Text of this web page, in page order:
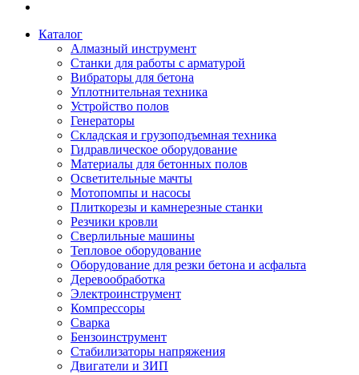
Каталог
Алмазный инструмент
Станки для работы с арматурой
Вибраторы для бетона
Уплотнительная техника
Устройство полов
Генераторы
Складская и грузоподъемная техника
Гидравлическое оборудование
Материалы для бетонных полов
Осветительные мачты
Мотопомпы и насосы
Плиткорезы и камнерезные станки
Резчики кровли
Сверлильные машины
Тепловое оборудование
Оборудование для резки бетона и асфальта
Деревообработка
Электроинструмент
Компрессоры
Сварка
Бензоинструмент
Стабилизаторы напряжения
Двигатели и ЗИП